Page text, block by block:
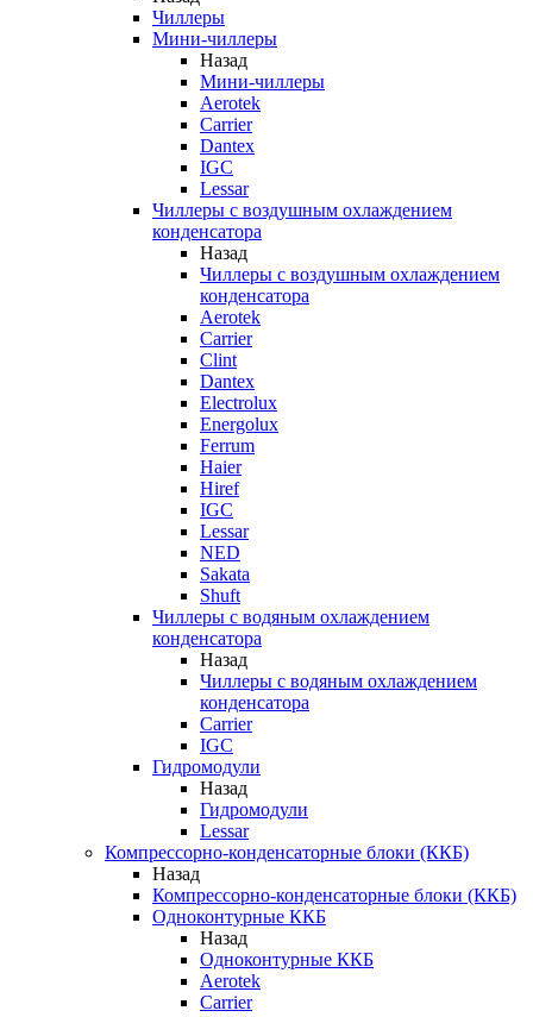
Чиллеры
Мини-чиллеры
Назад
Мини-чиллеры
Aerotek
Carrier
Dantex
IGC
Lessar
Чиллеры с воздушным охлаждением
конденсатора
Назад
Чиллеры с воздушным охлаждением
конденсатора
Aerotek
Carrier
Clint
Dantex
Electrolux
Energolux
Ferrum
Haier
Hiref
IGC
Lessar
NED
Sakata
Shuft
Чиллеры с водяным охлаждением
конденсатора
Назад
Чиллеры с водяным охлаждением
конденсатора
Carrier
IGC
Гидромодули
Назад
Гидромодули
Lessar
Компрессорно-конденсаторные блоки (ККБ)
Назад
Компрессорно-конденсаторные блоки (ККБ)
Одноконтурные ККБ
Назад
Одноконтурные ККБ
Aerotek
Carrier